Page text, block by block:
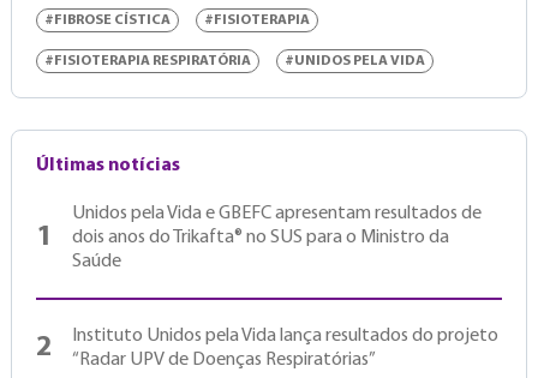
#FIBROSE CÍSTICA #FISIOTERAPIA
#FISIOTERAPIA RESPIRATÓRIA #UNIDOS PELA VIDA
Últimas notícias
1
Unidos pela Vida e GBEFC apresentam resultados de
dois anos do Trikafta® no SUS para o Ministro da
Saúde
2
Instituto Unidos pela Vida lança resultados do projeto
“Radar UPV de Doenças Respiratórias”